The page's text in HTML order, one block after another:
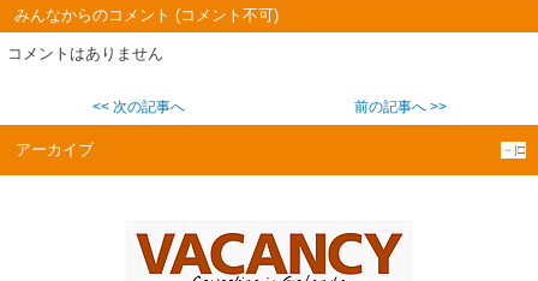
みんなからのコメント (コメント不可)
コメントはありません
<< 次の記事へ 前の記事へ >>
アーカイブ －|□